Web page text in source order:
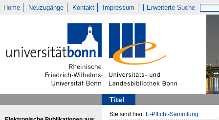
Home Neuzugänge Kontakt Impressum Erweiterte Suche
Titel
Sie sind hier: E-Pflicht-Sammlung